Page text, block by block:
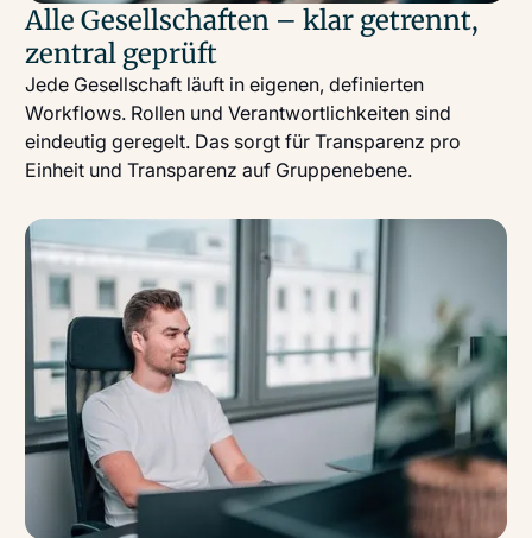
Alle Gesellschaften – klar getrennt,
zentral geprüft
Jede Gesellschaft läuft in eigenen, definierten
Workflows. Rollen und Verantwortlichkeiten sind
eindeutig geregelt. Das sorgt für Transparenz pro
Einheit und Transparenz auf Gruppenebene.